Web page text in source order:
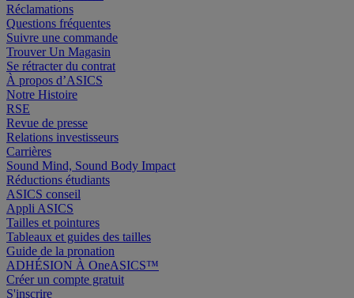
Réclamations
Questions fréquentes
Suivre une commande
Trouver Un Magasin
Se rétracter du contrat
À propos d’ASICS
Notre Histoire
RSE
Revue de presse
Relations investisseurs
Carrières
Sound Mind, Sound Body Impact
Réductions étudiants
ASICS conseil
Appli ASICS
Tailles et pointures
Tableaux et guides des tailles
Guide de la pronation
ADHÉSION À OneASICS™
Créer un compte gratuit
S'inscrire